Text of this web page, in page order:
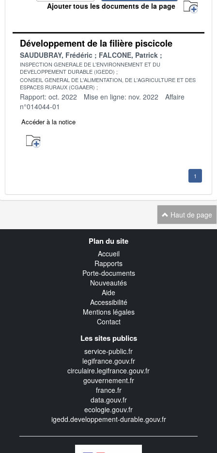
Ajouter tous les documents de la page
Développement de la filière piscicole
SAUDUBRAY, Frédéric FALCONE, Patrick
INSPECTION GENERALE DE L'ENVIRONNEMENT ET DU
DEVELOPPEMENT DURABLE (IGEDD)
CONSEIL GENERAL DE L'ALIMENTATION, DE L'AGRICULTURE ET DES
ESPACES RURAUX (CGAAER)
Rapport: oct. 2022 Mise en ligne: nov. 2022
Affaire
n°014044-01
Accéder à la notice
1
Haut de page
Plan du site
Accueil
Rapports
Porte-documents
Nouveautés
Aide
Accessibilité
Mentions légales
Contact
Les sites publics
service-public.fr
legifrance.gouv.fr
circulaire.legifrance.gouv.fr
gouvernement.fr
france.fr
data.gouv.fr
ecologie.gouv.fr
igedd.developpement-durable.gouv.fr